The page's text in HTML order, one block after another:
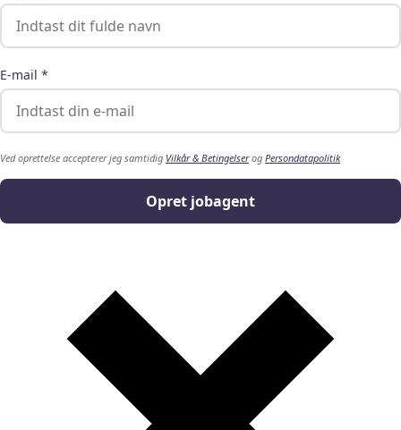
E-mail *
Ved oprettelse accepterer jeg samtidig Vilkår & Betingelserog Persondatapolitik
Opret jobagent